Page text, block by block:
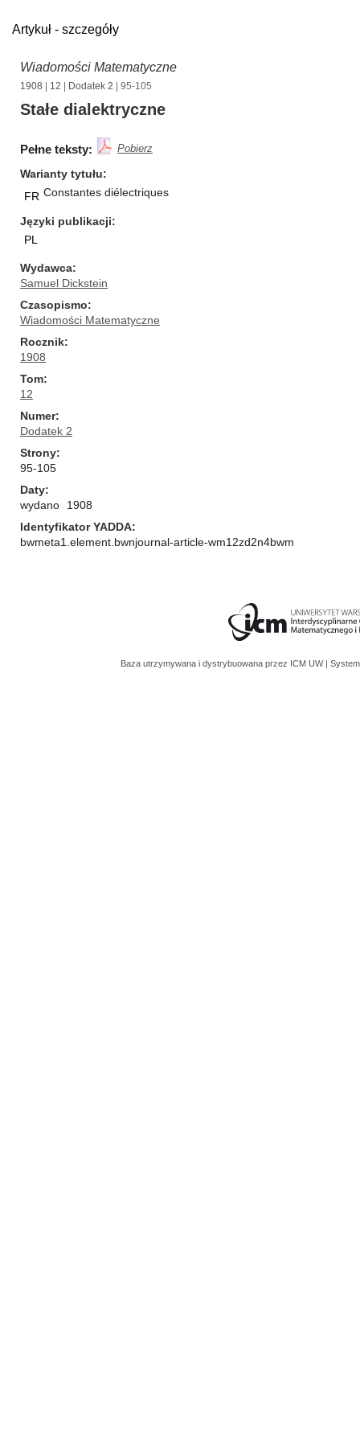
Artykuł - szczegóły
Wiadomości Matematyczne
1908 12 Dodatek 2 | 95-105
Stałe dialektryczne
Pełne teksty: Pobierz
Warianty tytułu
FR Constantes diélectriques
Języki publikacji
PL
Wydawca
Samuel Dickstein
Czasopismo
Wiadomości Matematyczne
Rocznik
1908
Tom
12
Numer
Dodatek 2
Strony
95-105
Daty
wydano
1908
Identyfikator YADDA
bwmeta1.element.bwnjournal-article-wm12zd2n4bwm
Baza utrzymywana i dystrybuowana przez ICM UW |